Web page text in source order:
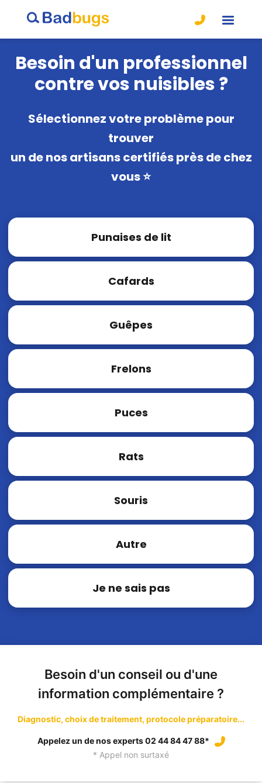
Besoin d'un professionnel
contre vos nuisibles ?
Sélectionnez votre problème pour
trouver
un de nos artisans certifiés près de chez
vous ⭐️
Punaises de lit
Cafards
Guêpes
Frelons
Puces
Rats
Souris
Autre
Je ne sais pas
Besoin d'un conseil ou d'une
information complémentaire ?
Diagnostic, choix de traitement, protocole préparatoire...
Appelez un de nos experts 02 44 84 47 88*
* Appel non surtaxé